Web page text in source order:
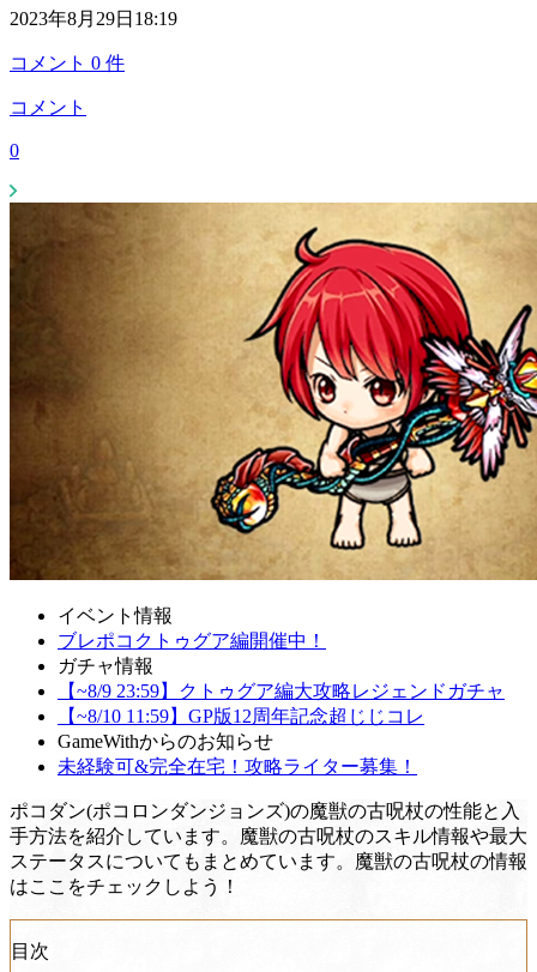
2023年8月29日18:19
コメント 0 件
コメント
0
イベント情報
ブレポコクトゥグア編開催中！
ガチャ情報
【~8/9 23:59】クトゥグア編大攻略レジェンドガチャ
【~8/10 11:59】GP版12周年記念超じじコレ
GameWithからのお知らせ
未経験可&完全在宅！攻略ライター募集！
ポコダン(ポコロンダンジョンズ)の魔獣の古呪杖の性能と入
手方法を紹介しています。魔獣の古呪杖のスキル情報や最大
ステータスについてもまとめています。魔獣の古呪杖の情報
はここをチェックしよう！
目次